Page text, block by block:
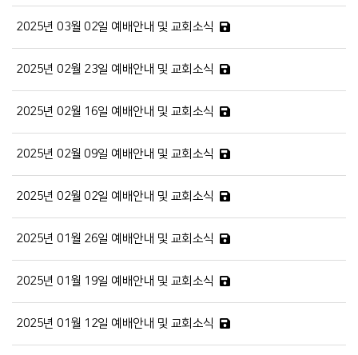
2025년 03월 02일 예배안내 및 교회소식
2025년 02월 23일 예배안내 및 교회소식
2025년 02월 16일 예배안내 및 교회소식
2025년 02월 09일 예배안내 및 교회소식
2025년 02월 02일 예배안내 및 교회소식
2025년 01월 26일 예배안내 및 교회소식
2025년 01월 19일 예배안내 및 교회소식
2025년 01월 12일 예배안내 및 교회소식